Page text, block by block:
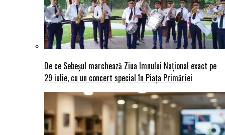
De ce Sebeșul marchează Ziua Imnului Național exact pe
29 iulie, cu un concert special în Piața Primăriei